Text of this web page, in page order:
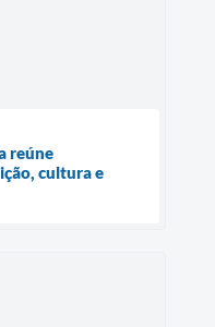
reúne
cultura e